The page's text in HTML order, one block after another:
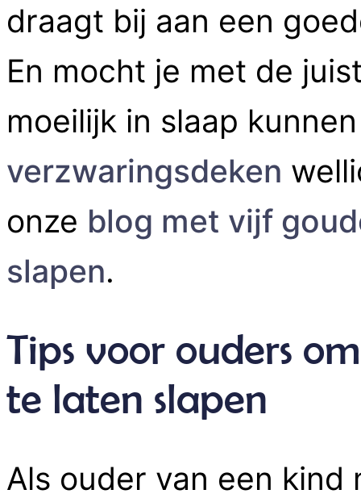
draagt bij aan een
En mocht je met de
moeilijk in slaap
verzwaringsdeken
onze blog met vijf
slapen.
Tips voor ouders
te laten slapen
Als ouder van een kind